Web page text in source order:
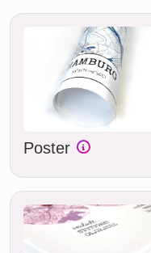
Poster